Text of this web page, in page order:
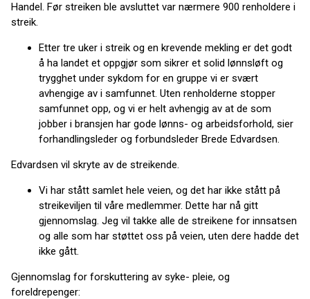
Handel. Før streiken ble avsluttet var nærmere 900 renholdere i
streik.
Etter tre uker i streik og en krevende mekling er det godt
å ha landet et oppgjør som sikrer et solid lønnsløft og
trygghet under sykdom for en gruppe vi er svært
avhengige av i samfunnet. Uten renholderne stopper
samfunnet opp, og vi er helt avhengig av at de som
jobber i bransjen har gode lønns- og arbeidsforhold, sier
forhandlingsleder og forbundsleder Brede Edvardsen.
Edvardsen vil skryte av de streikende.
Vi har stått samlet hele veien, og det har ikke stått på
streikeviljen til våre medlemmer. Dette har nå gitt
gjennomslag. Jeg vil takke alle de streikene for innsatsen
og alle som har støttet oss på veien, uten dere hadde det
ikke gått.
Gjennomslag for forskuttering av syke- pleie, og
foreldrepenger: